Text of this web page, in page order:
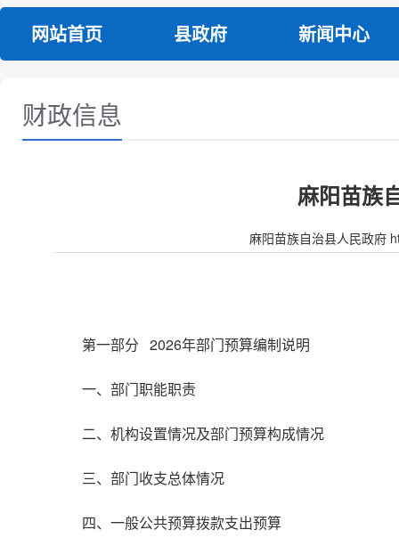
网站首页 县政府 新闻中心
财政信息
麻阳苗族
麻阳苗族自治县人民政府
第一部分 2026年部门预算编制说明
一、部门职能职责
二、机构设置情况及部门预算构成情况
三、部门收支总体情况
四、一般公共预算拨款支出预算